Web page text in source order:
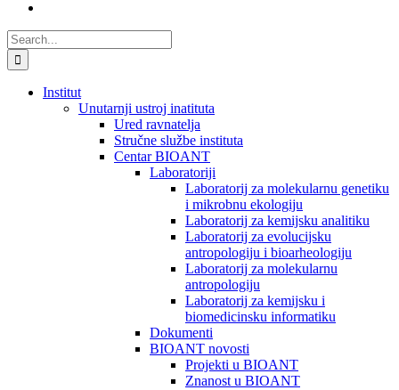
Search
for:
Institut
Unutarnji ustroj inatituta
Ured ravnatelja
Stručne službe instituta
Centar BIOANT
Laboratoriji
Laboratorij za molekularnu genetiku
i mikrobnu ekologiju
Laboratorij za kemijsku analitiku
Laboratorij za evolucijsku
antropologiju i bioarheologiju
Laboratorij za molekularnu
antropologiju
Laboratorij za kemijsku i
biomedicinsku informatiku
Dokumenti
BIOANT novosti
Projekti u BIOANT
Znanost u BIOANT